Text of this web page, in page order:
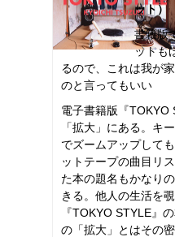
ット）
書籍版
ットも
るので、これは我が
のと言ってもいい
電子書籍版『TOKYO
「拡大」にある。キ
でズームアップして
ットテープの曲目リ
た本の題名もかなり
きる。他人の生活を
『TOKYO STYLE』
の「拡大」とはその